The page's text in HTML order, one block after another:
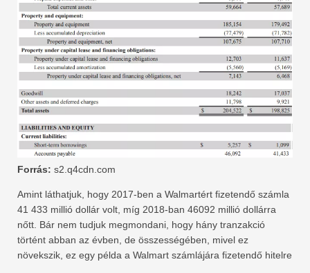
Forrás: s2.q4cdn.com
Amint láthatjuk, hogy 2017-ben a Walmartért fizetendő számla
41 433 millió dollár volt, míg 2018-ban 46092 millió dollárra
nőtt. Bár nem tudjuk megmondani, hogy hány tranzakció
történt abban az évben, de összességében, mivel ez
növekszik, ez egy példa a Walmart számlájára fizetendő hitelre